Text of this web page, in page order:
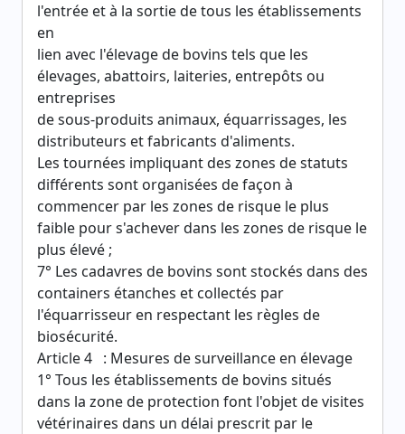
l'entrée et à la sortie de tous les établissements
en
lien avec l'élevage de bovins tels que les
élevages, abattoirs, laiteries, entrepôts ou
entreprises
de sous-produits animaux, équarrissages, les
distributeurs et fabricants d'aliments.
Les tournées impliquant des zones de statuts
différents sont organisées de façon à
commencer par les zones de risque le plus
faible pour s'achever dans les zones de risque le
plus élevé ;
7° Les cadavres de bovins sont stockés dans des
containers étanches et collectés par
l'équarrisseur en respectant les règles de
biosécurité.
Article 4 : Mesures de surveillance en élevage
1° Tous les établissements de bovins situés
dans la zone de protection font l'objet de visites
vétérinaires dans un délai prescrit par le